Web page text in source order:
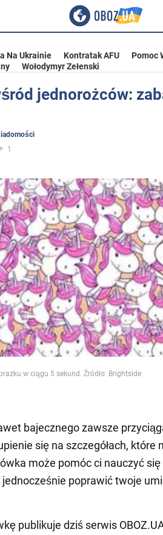
Na Ukrainie Kontratak AFU
Pomoc
Wołodymyr Zełenski
jednorożców:
1
w ciągu 5 sekund. Źródło: Brightside
bajecznego zawsze
się na szczegółach, które
może pomóc ci nauczyć
poprawić twoje
publikuje dziś serwis